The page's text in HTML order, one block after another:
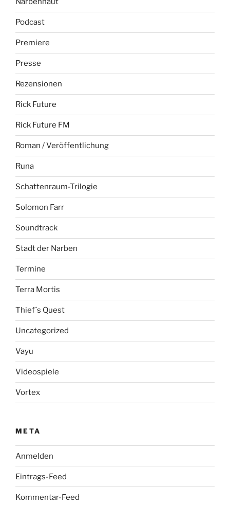
Podcast
Premiere
Presse
Rezensionen
Rick Future
Rick Future FM
Roman / Veröffentlichung
Runa
Schattenraum-Trilogie
Solomon Farr
Soundtrack
Stadt der Narben
Termine
Terra Mortis
Thief´s Quest
Uncategorized
Vayu
Videospiele
Vortex
META
Anmelden
Eintrags-Feed
Kommentar-Feed